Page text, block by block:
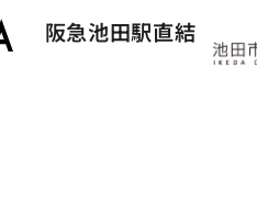
阪急池田駅直結